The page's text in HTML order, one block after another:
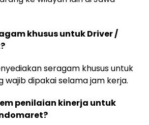
khusus untuk Driver /
seragam khusus untuk
wajib dipakai selama jam kerja.
penilaian kinerja untuk